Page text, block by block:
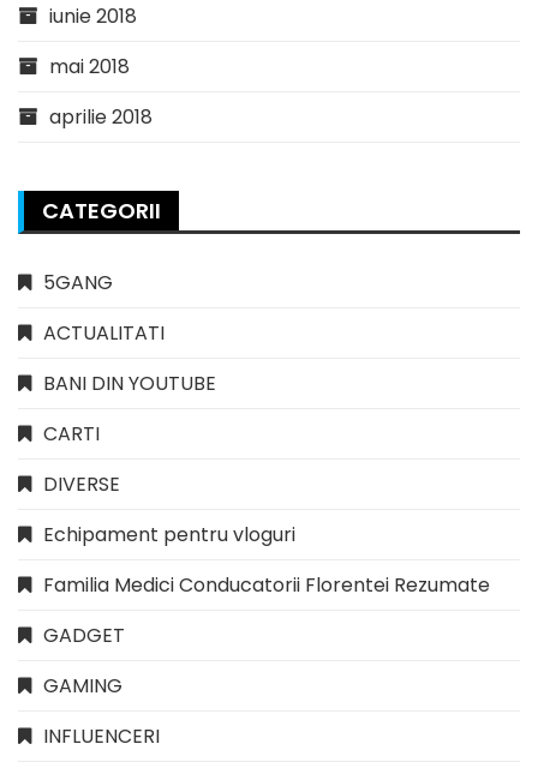
iunie 2018
mai 2018
aprilie 2018
CATEGORII
5GANG
ACTUALITATI
BANI DIN YOUTUBE
CARTI
DIVERSE
Echipament pentru vloguri
Familia Medici Conducatorii Florentei Rezumate
GADGET
GAMING
INFLUENCERI